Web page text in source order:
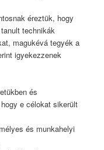
éreztük, hogy
technikák
magukévá tegyék a
igyekezzenek
és
e célokat sikerült
és munkahelyi